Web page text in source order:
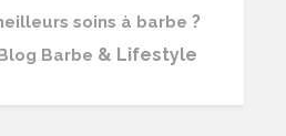
soins à barbe ?
Barbe & Lifestyle